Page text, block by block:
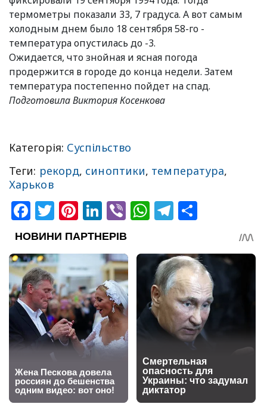
термометры показали 33, 7 градуса. А вот самым
холодным днем было 18 сентября 58-го -
температура опустилась до -3.
Ожидается, что знойная и ясная погода
продержится в городе до конца недели. Затем
температура постепенно пойдет на спад.
Подготовила Виктория Косенкова
Категорія: Суспільство
Теги: рекорд, синоптики, температура,
Харьков
Facebook
Twitter
Pinterest
LinkedIn
ViberWhatsApp
Telegram